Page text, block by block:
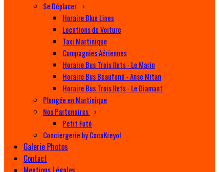
Se Déplacer
Horaire Blue Lines
Locations de Voiture
Taxi Martinique
Compagnies Aériennes
Horaire Bus Trois Ilets - Le Marin
Horaire Bus Beaufond - Anse Mitan
Horaire Bus Trois Ilets - Le Diamant
Plongée en Martinique
Nos Partenaires
Petit Futé
Conciergerie by CocoKreyol
Galerie Photos
Contact